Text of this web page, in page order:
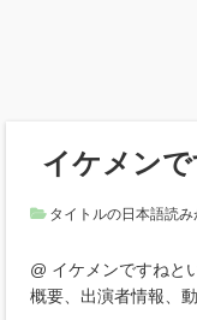
イケメン
タイトルの日本語読
@ イケメンですねと
概要、出演者情報、